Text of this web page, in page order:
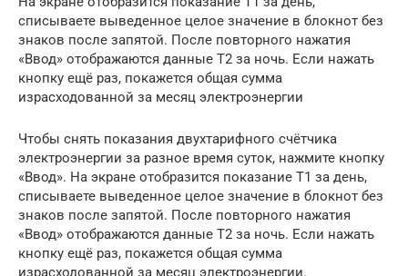
списываете выведенное целое значение в блокнот без
знаков после запятой. После повторного нажатия
«Ввод» отображаются данные Т2 за ночь. Если нажать
кнопку ещё раз, покажется общая сумма
израсходованной за месяц электроэнергии
Чтобы снять показания двухтарифного счётчика
электроэнергии за разное время суток, нажмите кнопку
«Ввод». На экране отобразится показание Т1 за день,
списываете выведенное целое значение в блокнот без
знаков после запятой. После повторного нажатия
«Ввод» отображаются данные Т2 за ночь. Если нажать
кнопку ещё раз, покажется общая сумма
израсходованной за месяц электроэнергии.